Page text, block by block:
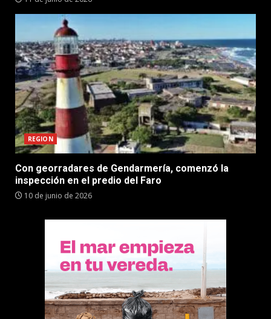
REGION
Con georradares de Gendarmería, comenzó la
inspección en el predio del Faro
10 de junio de 2026